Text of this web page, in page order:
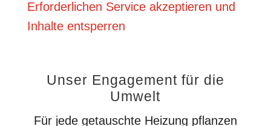
Erforderlichen Service akzeptieren und
Inhalte entsperren
Unser Engagement für die
Umwelt
Für jede getauschte Heizung pflanzen